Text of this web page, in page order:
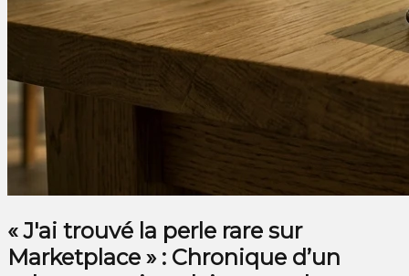
« J'ai trouvé la perle rare sur
Marketplace » : Chronique d’un